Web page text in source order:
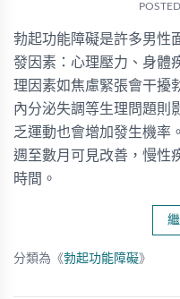
勃起功能障礙是許多男性
發因素：心理壓力、身體
理因素如焦慮緊張會干擾
內分泌失調等生理問題則
乏運動也會增加發生機率
週至數月可見改善，慢性
時間。
分類為《勃起功能障礙》